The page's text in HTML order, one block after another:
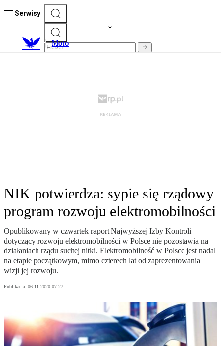
Serwisy
Moto
NIK potwierdza: sypie się rządowy
program rozwoju elektromobilności
Opublikowany w czwartek raport Najwyższej Izby Kontroli
dotyczący rozwoju elektromobilności w Polsce nie pozostawia na
działaniach rządu suchej nitki. Elektromobilność w Polsce jest nadal
na etapie początkowym, mimo czterech lat od zaprezentowania
wizji jej rozwoju.
Publikacja: 06.11.2020 07:27